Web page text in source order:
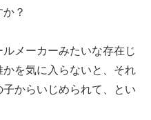
？
メーカーみたいな存在じ
を気に入らないと、それ
からいじめられて、とい